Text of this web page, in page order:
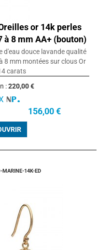
or 14k perles
à 8 mm AA+ (bouton)
d'eau douce lavande qualité
8 mm montées sur clous Or
carats
:220,00 €
156,00 €
MARINE-14K-ED